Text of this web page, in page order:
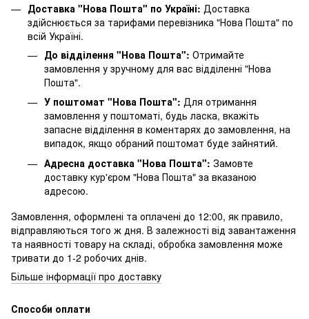
Доставка "Нова Пошта" по Україні: Доставка
здійснюється за тарифами перевізника "Нова Пошта" по
всій Україні.
До відділення "Нова Пошта": Отримайте
замовлення у зручному для вас відділенні "Нова
Пошта".
У поштомат "Нова Пошта": Для отримання
замовлення у поштоматі, будь ласка, вкажіть
запасне відділення в коментарях до замовлення, на
випадок, якщо обраний поштомат буде зайнятий.
Адресна доставка "Нова Пошта": Замовте
доставку кур'єром "Нова Пошта" за вказаною
адресою.
Замовлення, оформлені та оплачені до 12:00, як правило,
відправляються того ж дня. В залежності від завантаження
та наявності товару на складі, обробка замовлення може
тривати до 1-2 робочих днів.
Більше інформації про доставку
Способи оплати